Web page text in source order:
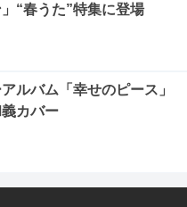
“春うた”特集に登場
ルバム「幸せのピース」
カバー